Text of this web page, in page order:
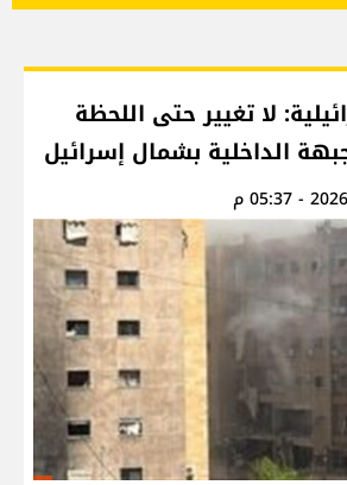
الإسرائيلية: لا تغيير حتى اللحظة
الداخلية بشمال إسرائيل